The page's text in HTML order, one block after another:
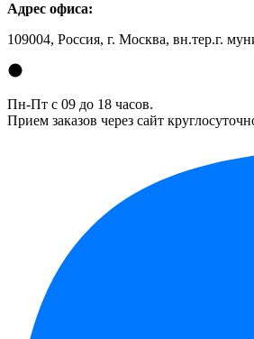
Адрес офиса:
109004, Россия, г. Москва, вн.тер.г.
Пн-Пт с 09 до 18 часов.
Прием заказов через сайт